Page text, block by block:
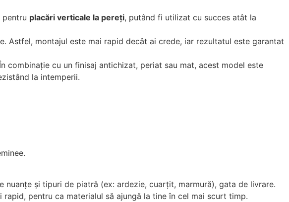
pentru placări verticale la pereți, putând fi utilizat cu succes atât la
Astfel, montajul este mai rapid decât ai crede, iar rezultatul este garantat
combinație cu un finisaj antichizat, periat sau mat, acest model este
la intemperii.
și tipuri de piatră (ex: ardezie, cuarțit, marmură), gata de livrare.
pentru ca materialul să ajungă la tine în cel mai scurt timp.